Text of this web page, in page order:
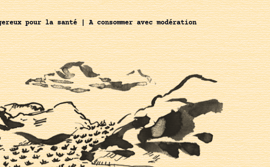
pour la santé | A consommer avec modération